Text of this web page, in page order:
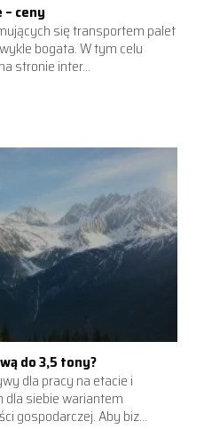
– ceny
się transportem palet
bogata. W tym celu
stronie inter...
do 3,5 tony?
dla pracy na etacie i
siebie wariantem
gospodarczej. Aby biz...